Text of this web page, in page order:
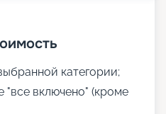
категории;
"все включено" (кроме